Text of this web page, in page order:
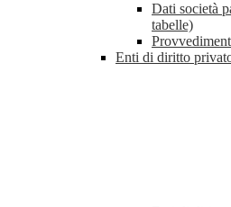
Dati società
tabelle)
Enti di diritto